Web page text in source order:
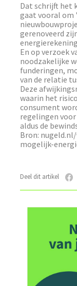
Dat schrijft het
gaat vooral om
gerenoveerd
En op verzoek
noodzakelijke
funderingen,
van de relatie
Deze
waarin het
consument
regelingen
aldus de
Bron:
mogelijk-
Deel dit artikel